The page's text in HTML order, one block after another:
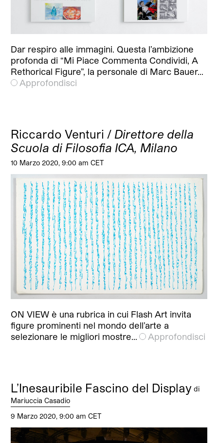
Dar respiro alle immagini. Questa l’ambizione
profonda di “Mi Piace Commenta Condividi, A
Rethorical Figure”, la personale di Marc Bauer…
Approfondisci
Riccardo Venturi / Direttore della
Scuola di Filosofia ICA, Milano
10 Marzo 2020, 9:00 am CET
ON VIEW è una rubrica in cui Flash Art invita
figure prominenti nel mondo dell’arte a
selezionare le migliori mostre…
Approfondisci
L’Inesauribile Fascino del Display di
Mariuccia Casadio
9 Marzo 2020, 9:00 am CET